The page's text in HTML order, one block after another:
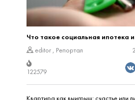
Что такое социальная ипотека
editor , Репортал
122579
Квартира как выигрыш: счастье или